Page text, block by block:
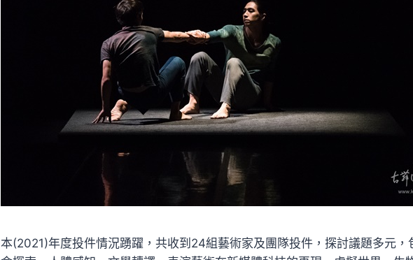
本(2021)年度投件情況踴躍，共收到24組藝術家及團隊投件，探討議題多元，